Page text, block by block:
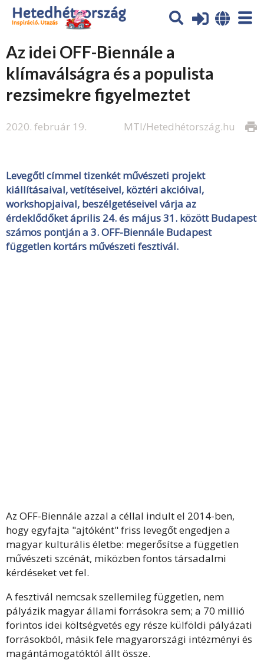
Az idei OFF-Biennále a
klímaválságra és a populista
rezsimekre figyelmeztet
2020. február 19. print
MTI/Hetedhétország.hu
Levegőt! címmel tizenkét művészeti projekt
kiállításaival, vetítéseivel, köztéri akcióival,
workshopjaival, beszélgetéseivel várja az
érdeklődőket április 24. és május 31. között Budapest
számos pontján a 3. OFF-Biennále Budapest
független kortárs művészeti fesztivál.
Az OFF-Biennále azzal a céllal indult el 2014-ben,
hogy egyfajta "ajtóként" friss levegőt engedjen a
magyar kulturális életbe: megerősítse a független
művészeti szcénát, miközben fontos társadalmi
kérdéseket vet fel.
A fesztivál nemcsak szellemileg független, nem
pályázik magyar állami forrásokra sem; a 70 millió
forintos idei költségvetés egy része külföldi pályázati
forrásokból, másik fele magyarországi intézményi és
magántámogatóktól állt össze.